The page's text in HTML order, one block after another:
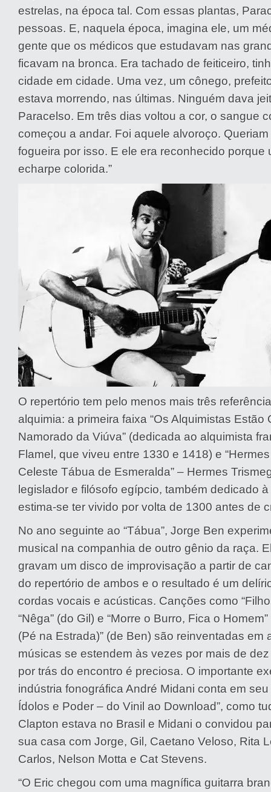
estrelas, na época tal. Com essas plantas,
pessoas. E, naquela época, imagina ele, um
gente que os médicos que estudavam nas
ficavam na bronca. Era tachado de feiticeiro,
cidade em cidade. Uma vez, um cônego,
estava morrendo, nas últimas. Ninguém dava
Paracelso. Em três dias voltou a cor, o sangue
começou a andar. Foi aquele alvoroço.
fogueira por isso. E ele era reconhecido porque
echarpe colorida.”
O repertório tem pelo menos mais três
alquimia: a primeira faixa “Os Alquimistas Estão
Namorado da Viúva” (dedicada ao alquimista
Flamel, que viveu entre 1330 e 1418) e
Celeste Tábua de Esmeralda” – Hermes
legislador e filósofo egípcio, também dedicado
estima-se ter vivido por volta de 1300 antes de
No ano seguinte ao “Tábua”, Jorge Ben
musical na companhia de outro gênio da raça.
gravam um disco de improvisação a partir de
do repertório de ambos e o resultado é um
cordas vocais e acústicas. Canções como
“Nêga” (do Gil) e “Morre o Burro, Fica o
(Pé na Estrada)” (de Ben) são reinventadas em
músicas se estendem às vezes por mais de
por trás do encontro é preciosa. O importante
indústria fonográfica André Midani conta em seu
Ídolos e Poder – do Vinil ao Download”, como
Clapton estava no Brasil e Midani o convidou
sua casa com Jorge, Gil, Caetano Veloso, Rita
Carlos, Nelson Motta e Cat Stevens.
“O Eric chegou com uma magnífica guitarra